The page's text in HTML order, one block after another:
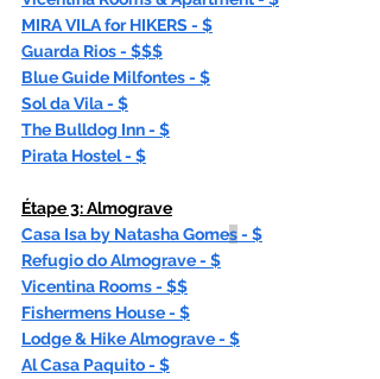
MIRA VILA for HIKERS - $
Guarda Rios - $$$
Blue Guide Milfontes - $
Sol da Vila - $
The Bulldog Inn - $
Pirata Hostel - $
Étape 3: Almograve
Casa Isa by Natasha Gomes - $
Refugio do Almograve - $
Vicentina Rooms - $$
Fishermens House - $
Lodge & Hike Almograve - $
Al Casa Paquito - $